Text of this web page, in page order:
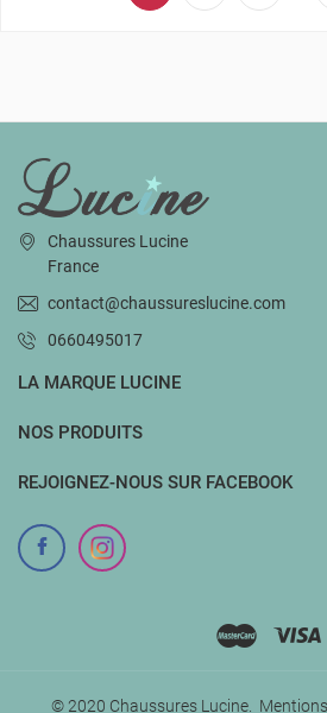
INFORMATIONS
Chaussures Lucine
France
contact@chaussureslucine.com
0660495017
LA MARQUE LUCINE
NOS PRODUITS
REJOIGNEZ-NOUS SUR FACEBOOK
© 2020 Chaussures Lucine.